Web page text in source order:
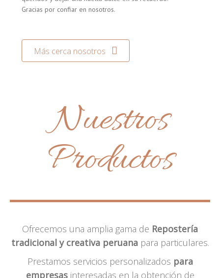
Gracias por confiar en nosotros.
Más cerca nosotros
Nuestros
Productos
Ofrecemos una amplia gama de Repostería
tradicional y creativa peruanapara particulares.
Prestamos servicios personalizados para
empresasinteresadas en la obtención de